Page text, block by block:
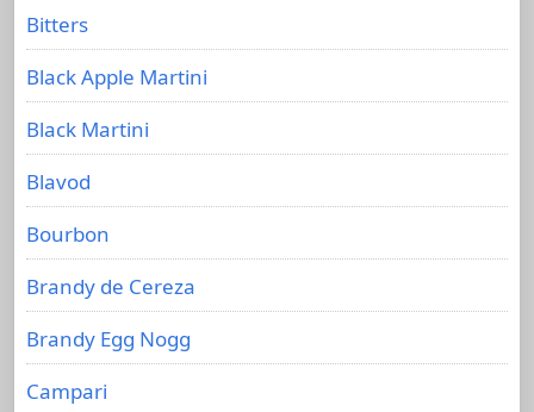
Bitters
Black Apple Martini
Black Martini
Blavod
Bourbon
Brandy de Cereza
Brandy Egg Nogg
Campari